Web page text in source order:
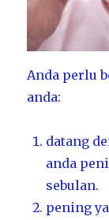
Anda perlu
anda:
datang
anda
sebulan.
pening